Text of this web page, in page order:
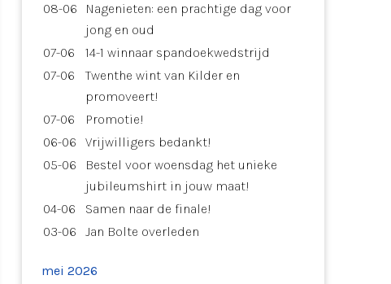
08-06
Nagenieten: een prachtige dag voor
jong en oud
07-06
14-1 winnaar spandoekwedstrijd
07-06
Twenthe wint van Kilder en
promoveert!
07-06
Promotie!
06-06
Vrijwilligers bedankt!
05-06
Bestel voor woensdag het unieke
jubileumshirt in jouw maat!
04-06
Samen naar de finale!
03-06
Jan Bolte overleden
mei 2026